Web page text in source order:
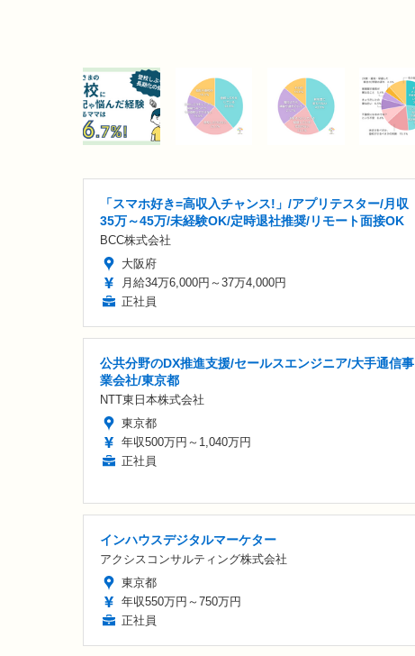
「スマホ好き=高収入チャンス!」/アプリテスター/月収
35万～45万/未経験OK/定時退社推奨/リモート面接OK
BCC株式会社
大阪府
月給34万6,000円～37万4,000円
正社員
公共分野のDX推進支援/セールスエンジニア/大手通信事
業会社/東京都
NTT東日本株式会社
東京都
年収500万円～1,040万円
正社員
インハウスデジタルマーケター
アクシスコンサルティング株式会社
東京都
年収550万円～750万円
正社員